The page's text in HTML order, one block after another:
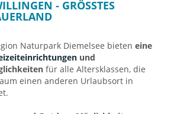
Willingen
kommen zum mittlerweile
der Welt, wenn an 3 Tagen
des Skisprungs in Willingen auf der
- GRÖSSTES A
Naturpark Diemelsee bieten eine
und
für alle Altersklassen, die
einen anderen Urlaubsort in